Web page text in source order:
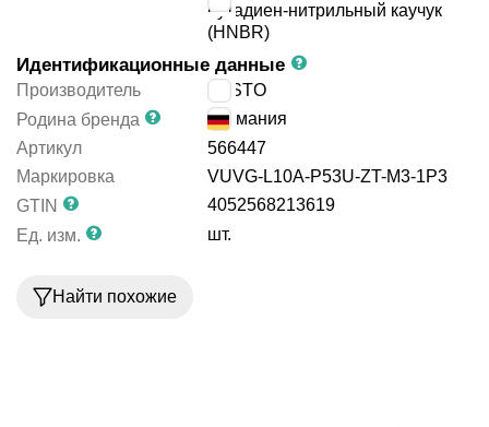
бутадиен-нитрильный каучук
(HNBR)
Идентификационные данные
Производитель
FESTO
Родина бренда
Германия
Артикул
566447
Маркировка
VUVG-L10A-P53U-ZT-M3-1P3
GTIN
4052568213619
Ед. изм.
шт.
Найти похожие